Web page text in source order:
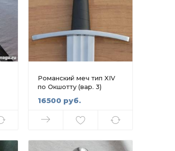
Романский меч тип XIV
по Окшотту (вар. 3)
16500 руб.